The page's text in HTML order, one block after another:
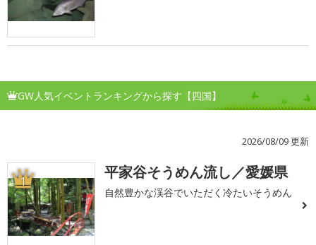
GW人気イベントランキングから探す【四国】
2026/08/09 更新
1 平家谷そうめん流し／愛媛県
自然豊かな渓谷でいただく冷たいそうめん